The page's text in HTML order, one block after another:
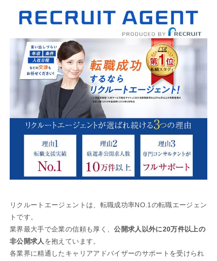
リクルートエージェントは、転職成功率NO.1の転職エージェン
トです。
業界最大手で企業の信頼も厚く、公開求人以外に20万件以上の
非公開求人を抱えています。
各業界に精通したキャリアアドバイザーのサポートを受けられ